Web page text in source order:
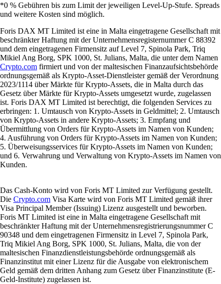
*0 % Gebühren bis zum Limit der jeweiligen Level-Up-Stufe. Spreads
und weitere Kosten sind möglich.
Foris DAX MT Limited ist eine in Malta eingetragene Gesellschaft mit
beschränkter Haftung mit der Unternehmensregisternummer C 88392
und dem eingetragenen Firmensitz auf Level 7, Spinola Park, Triq
Mikiel Ang Borg, SPK 1000, St. Julians, Malta, die unter dem Namen
Crypto.com firmiert und von der maltesischen Finanzaufsichtsbehörde
ordnungsgemäß als Krypto-Asset-Dienstleister gemäß der Verordnung
2023/1114 über Märkte für Krypto-Assets, die in Malta durch das
Gesetz über Märkte für Krypto-Assets umgesetzt wurde, zugelassen
ist. Foris DAX MT Limited ist berechtigt, die folgenden Services zu
erbringen: 1. Umtausch von Krypto-Assets in Geldmittel; 2. Umtausch
von Krypto-Assets in andere Krypto-Assets; 3. Empfang und
Übermittlung von Orders für Krypto-Assets im Namen von Kunden;
4. Ausführung von Orders für Krypto-Assets im Namen von Kunden;
5. Überweisungsservices für Krypto-Assets im Namen von Kunden;
und 6. Verwahrung und Verwaltung von Krypto-Assets im Namen von
Kunden.
Das Cash-Konto wird von Foris MT Limited zur Verfügung gestellt.
Die Crypto.com Visa Karte wird von Foris MT Limited gemäß ihrer
Visa Principal Member (Issuing) Lizenz ausgestellt und beworben.
Foris MT Limited ist eine in Malta eingetragene Gesellschaft mit
beschränkter Haftung mit der Unternehmensregistrierungsnummer C
90348 und dem eingetragenen Firmensitz in Level 7, Spinola Park,
Triq Mikiel Ang Borg, SPK 1000, St. Julians, Malta, die von der
maltesischen Finanzdienstleistungsbehörde ordnungsgemäß als
Finanzinstitut mit einer Lizenz für die Ausgabe von elektronischem
Geld gemäß dem dritten Anhang zum Gesetz über Finanzinstitute (E-
Geld-Institute) zugelassen ist.